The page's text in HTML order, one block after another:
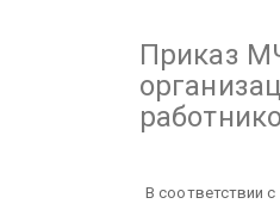
Приказ
В соответствии